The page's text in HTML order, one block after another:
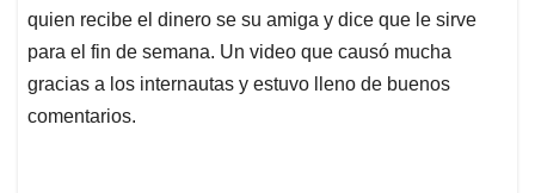
quien recibe el dinero se su amiga y dice que le sirve
para el fin de semana. Un video que causó mucha
gracias a los internautas y estuvo lleno de buenos
comentarios.